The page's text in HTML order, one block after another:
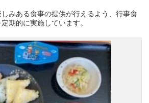
みある食事の提供が行えるよう、行事食
期的に実施しています。